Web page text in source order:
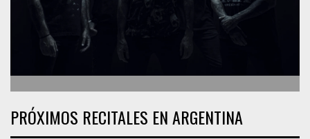
PRÓXIMOS RECITALES EN ARGENTINA